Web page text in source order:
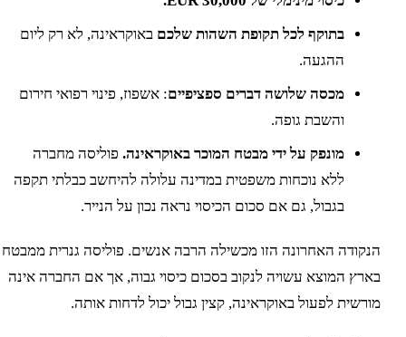
בתוקף לכל תקופת השהות שלכםבאוקראינה, לא רק ליום
ההגעה.
מכסה שלושה דברים ספציפיים: אשפוז, פינוי רפואי חירום
והשבת גופה.
מונפק על ידי מבטח המוכר באוקראינה.פוליסה מחברה
ללא נוכחות משפטית במדינה עלולה להיחשב כבלתי תקפה
בגבול, גם אם סכום הכיסוי נראה נכון על הנייר.
האחרונה הזו מכשילה הרבה אנשים. פוליסה גנרית ממבטח
המוצא עשויה לנקוב בסכום כיסוי גבוה, אך אם החברה אינה
לפעול באוקראינה, קצין גבול יכול לדחות אותה.